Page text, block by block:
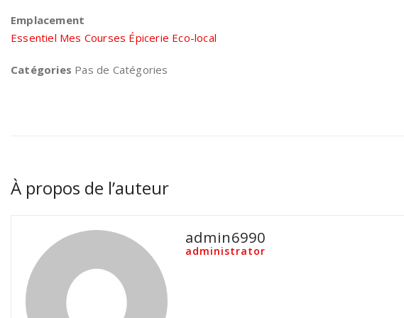
Emplacement
Essentiel Mes Courses Épicerie Eco-local
Catégories Pas de Catégories
À propos de l’auteur
admin6990
administrator